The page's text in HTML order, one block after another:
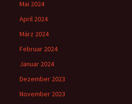
Mai 2024
April 2024
März 2024
Februar 2024
Januar 2024
Dezember 2023
November 2023